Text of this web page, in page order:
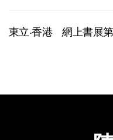
東立‧香港 網上書展第